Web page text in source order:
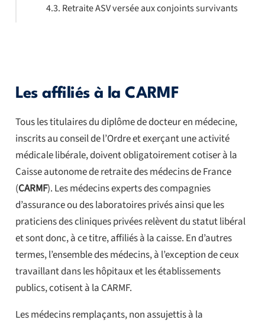
Les affiliés à la CARMF
Tous les titulaires du diplôme de docteur en médecine,
inscrits au conseil de l’Ordre et exerçant une activité
médicale libérale, doivent obligatoirement cotiser à la
Caisse autonome de retraite des médecins de France
(CARMF). Les médecins experts des compagnies
d’assurance ou des laboratoires privés ainsi que les
praticiens des cliniques privées relèvent du statut libéral
et sont donc, à ce titre, affiliés à la caisse. En d’autres
termes, l’ensemble des médecins, à l’exception de ceux
travaillant dans les hôpitaux et les établissements
publics, cotisent à la CARMF.
Les médecins remplaçants, non assujettis à la
Retraite ASV versée aux conjoints survivants